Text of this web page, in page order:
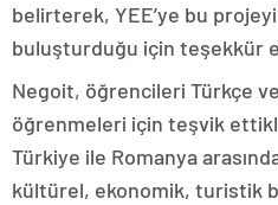
belirterek, YEE’ye bu
buluşturduğu için teşekkür
Negoit, öğrencileri Türkçe
öğrenmeleri için teşvik
Türkiye ile Romanya
kültürel, ekonomik, turistik